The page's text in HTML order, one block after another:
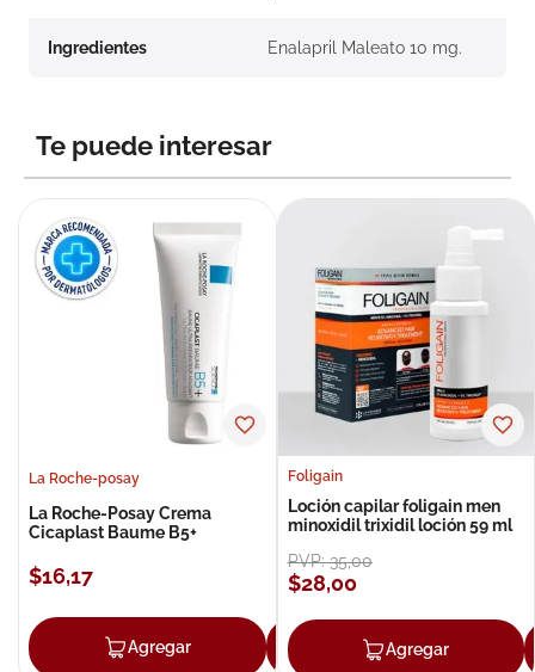
Ingredientes Enalapril Maleato 10 mg.
Te puede interesar
La Roche-posay
La Roche-Posay Crema
Cicaplast Baume B5+
$16,17
Agregar Agregar
Foligain
Loción capilar foligain men
minoxidil trixidil loción 59 ml
PVP:35,00
$28,00
Agregar